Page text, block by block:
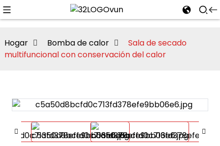
Hogar Bomba de calor
Sala de secado
multifuncional con conservación del calor